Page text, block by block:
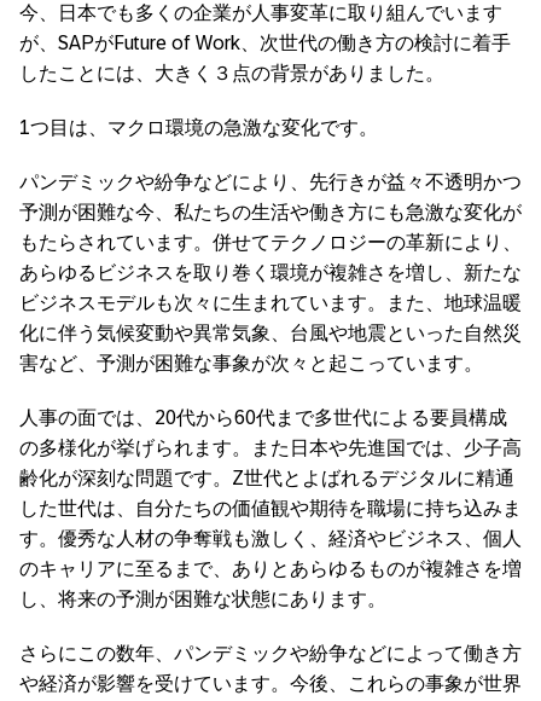
今、日本でも多くの企業が人事変革に取り組んでいます
が、SAPがFuture of Work、次世代の働き方の検討に着手
したことには、大きく３点の背景がありました。
1つ目は、マクロ環境の急激な変化です。
パンデミックや紛争などにより、先行きが益々不透明かつ
予測が困難な今、私たちの生活や働き方にも急激な変化が
もたらされています。併せてテクノロジーの革新により、
あらゆるビジネスを取り巻く環境が複雑さを増し、新たな
ビジネスモデルも次々に生まれています。また、地球温暖
化に伴う気候変動や異常気象、台風や地震といった自然災
害など、予測が困難な事象が次々と起こっています。
人事の面では、20代から60代まで多世代による要員構成
の多様化が挙げられます。また日本や先進国では、少子高
齢化が深刻な問題です。Z世代とよばれるデジタルに精通
した世代は、自分たちの価値観や期待を職場に持ち込みま
す。優秀な人材の争奪戦も激しく、経済やビジネス、個人
のキャリアに至るまで、ありとあらゆるものが複雑さを増
し、将来の予測が困難な状態にあります。
さらにこの数年、パンデミックや紛争などによって働き方
や経済が影響を受けています。今後、これらの事象が世界